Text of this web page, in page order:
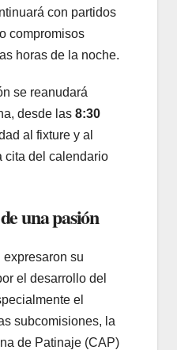
con partidos
compromisos
horas de la noche.
se reanudará
desde las 8:30
al fixture y al
cita del calendario
una pasión
su
el desarrollo del
el
subcomisiones, la
de Patinaje (CAP)